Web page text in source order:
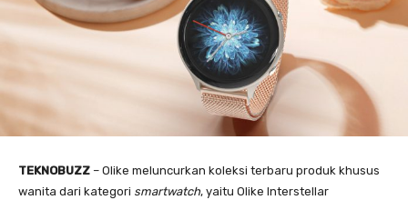
TEKNOBUZZ – Olike meluncurkan koleksi terbaru produk khusus
wanita dari kategori smartwatch, yaitu Olike Interstellar